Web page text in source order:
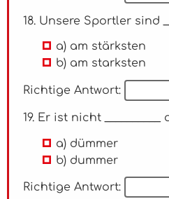
18. Unsere Sportler sind
a) am stärksten
b) am starksten
Richtige Antwort:
19. Er ist nicht __________
a) dümmer
b) dummer
Richtige Antwort: